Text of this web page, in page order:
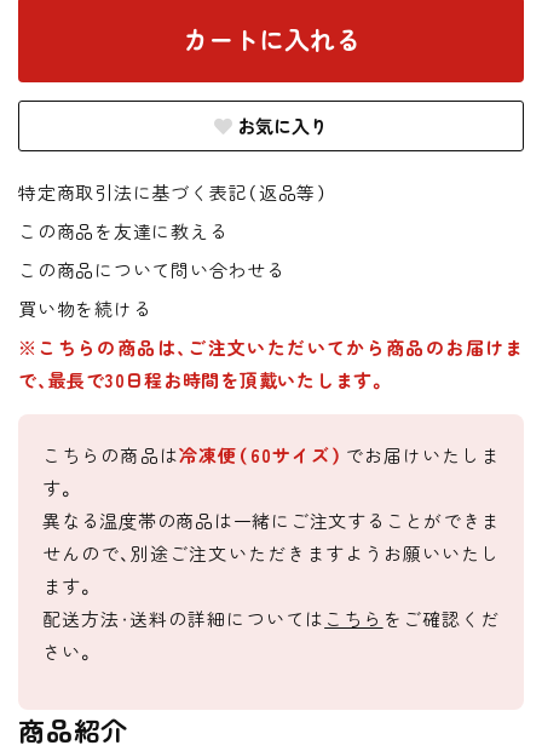
お気に入り
特定商取引法に基づく表記（返品等）
この商品を友達に教える
この商品について問い合わせる
買い物を続ける
※こちらの商品は、ご注文いただいてから商品のお届けま
で、最長で30日程お時間を頂戴いたします。
こちらの商品は冷凍便（60サイズ） でお届けいたしま
す。
異なる温度帯の商品は一緒にご注文することができま
せんので、別途ご注文いただきますようお願いいたし
ます。
配送方法・送料の詳細については こちら をご確認くだ
さい。
商品紹介